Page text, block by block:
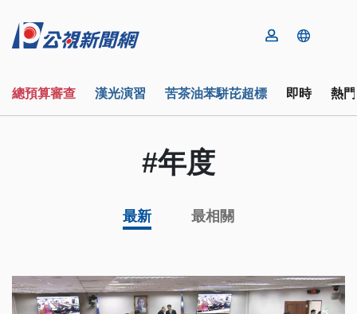
總預算審查 漢光演習 苦茶油苯駢芘超標 即時 熱
#年度
最新 最相關